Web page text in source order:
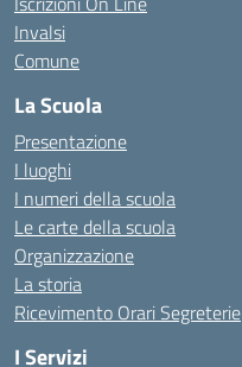
Invalsi
Comune
La Scuola
Presentazione
I luoghi
I numeri della scuola
Le carte della scuola
Organizzazione
La storia
Ricevimento Orari Segreterie
I Servizi